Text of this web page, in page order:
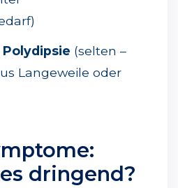
(selten –
Langeweile oder
dringend?